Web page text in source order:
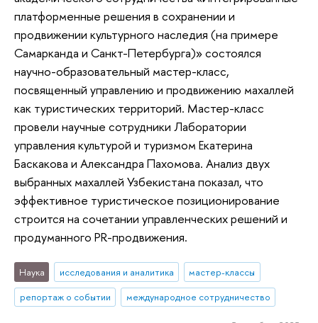
платформенные решения в сохранении и
продвижении культурного наследия (на примере
Самарканда и Санкт-Петербурга)» состоялся
научно-образовательный мастер-класс,
посвященный управлению и продвижению махаллей
как туристических территорий. Мастер-класс
провели научные сотрудники Лаборатории
управления культурой и туризмом Екатерина
Баскакова и Александра Пахомова. Анализ двух
выбранных махаллей Узбекистана показал, что
эффективное туристическое позиционирование
строится на сочетании управленческих решений и
продуманного PR-продвижения.
Наука исследования и аналитика
мастер-классы
репортаж о событии
международное сотрудничество